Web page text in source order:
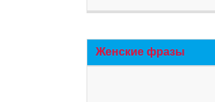
Женские фразы